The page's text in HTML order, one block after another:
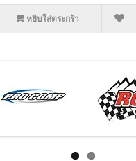
หยิบใส่ตระกร้า